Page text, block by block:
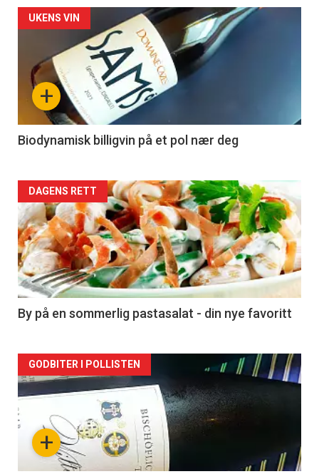
Forsiden
akkurat
nå
4
+
UKENS VIN
Biodynamisk billigvin på et pol nær deg
Forsiden
akkurat
nå
-
5
DAGENS RETT
By på en sommerlig pastasalat - din nye favoritt
Forsiden
akkurat
nå+
GODBITER I POLLISTEN